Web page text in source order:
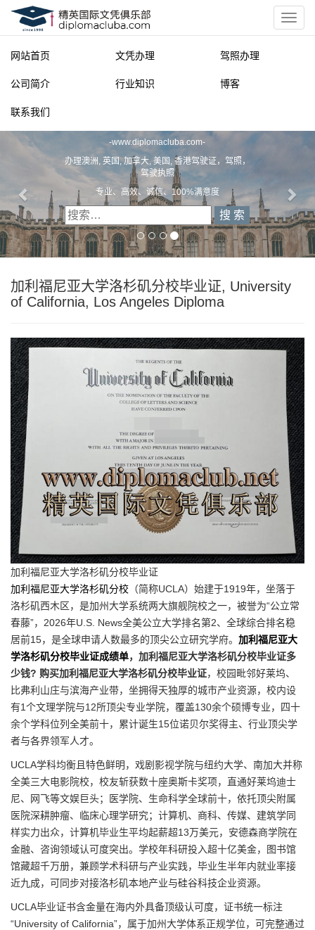
网站首页 文凭办理 驾照办理
公司简介 行业知识 博客
联系我们
-www.diplomacluba.com-
办理澳洲, 英国, 加拿大, 美国, 香港驾驶证，驾照，
驾驶执照
专业、高效、诚信、100%满意度
加利福尼亚大学洛杉矶分校毕业证, University
of California, Los Angeles Diploma
加利福尼亚大学洛杉矶分校毕业证
加利福尼亚大学洛杉矶分校 （简称UCLA）始建于1919年，坐落于
洛杉矶西木区，是加州大学系统两大旗舰院校之一，被誉为“公立常
春藤”，2026年U.S. News全美公立大学排名第2、全球综合排名稳
居前15，是全球申请人数最多的顶尖公立研究学府。 加利福尼亚大
学洛杉矶分校毕业证成绩单，加利福尼亚大学洛杉矶分校毕业证多
少钱? 购买加利福尼亚大学洛杉矶分校毕业证，校园毗邻好莱坞、
比弗利山庄与滨海产业带，坐拥得天独厚的城市产业资源，校内设
有1个文理学院与12所顶尖专业学院，覆盖130余个硕博专业，四十
余个学科位列全美前十，累计诞生15位诺贝尔奖得主、行业顶尖学
者与各界领军人才。
UCLA学科均衡且特色鲜明，戏剧影视学院与纽约大学、南加大并称
全美三大电影院校，校友斩获数十座奥斯卡奖项，直通好莱坞迪士
尼、网飞等文娱巨头；医学院、生命科学全球前十，依托顶尖附属
医院深耕肿瘤、临床心理学研究；计算机、商科、传媒、建筑学同
样实力出众，计算机毕业生平均起薪超13万美元，安德森商学院在
金融、咨询领域认可度突出。学校年科研投入超十亿美金，图书馆
馆藏超千万册，兼顾学术科研与产业实践，毕业生半年内就业率接
近九成，可同步对接洛杉矶本地产业与硅谷科技企业资源。
UCLA毕业证书含金量在海内外具备顶级认可度，证书统一标注
“University of California”，属于加州大学体系正规学位，可完整通过